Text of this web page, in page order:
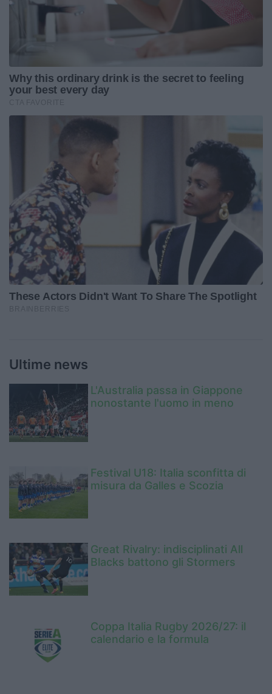
Ultime news
L'Australia passa in Giappone
nonostante l'uomo in meno
Festival U18: Italia sconfitta di
misura da Galles e Scozia
Great Rivalry: indisciplinati All
Blacks battono gli Stormers
Coppa Italia Rugby 2026/27: il
calendario e la formula